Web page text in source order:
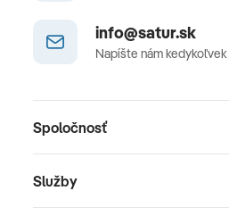
info@satur.sk
Napíšte nám kedykoľvek
Spoločnosť
Služby